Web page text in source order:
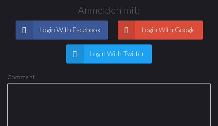
Anmelden mit:
Login With Facebook Login With Google
Login With Twitter
Comment